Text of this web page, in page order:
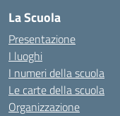
La Scuola
Presentazione
I luoghi
I numeri della scuola
Le carte della scuola
Organizzazione